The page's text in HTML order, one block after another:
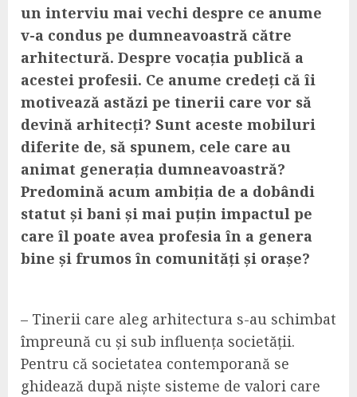
un interviu mai vechi despre ce anume
v-a condus pe dumneavoastră către
arhitectură. Despre vocația publică a
acestei profesii. Ce anume credeți că îi
motivează astăzi pe tinerii care vor să
devină arhitecți? Sunt aceste mobiluri
diferite de, să spunem, cele care au
animat generația dumneavoastră?
Predomină acum ambiția de a dobândi
statut și bani și mai puțin impactul pe
care îl poate avea profesia în a genera
bine și frumos în comunități și orașe?
– Tinerii care aleg arhitectura s-au schimbat
împreună cu și sub influența societății.
Pentru că societatea contemporană se
ghidează după niște sisteme de valori care